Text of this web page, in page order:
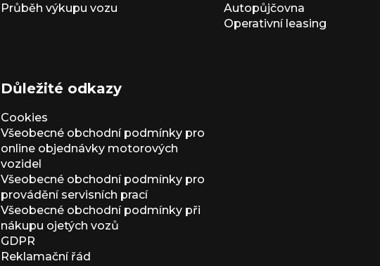
Průběh výkupu vozu
Autopůjčovna
Operativní leasing
Důležité odkazy
Cookies
Všeobecné obchodní podmínky pro
online objednávky motorových
vozidel
Všeobecné obchodní podmínky pro
provádění servisních prací
Všeobecné obchodní podmínky při
nákupu ojetých vozů
GDPR
Reklamační řád